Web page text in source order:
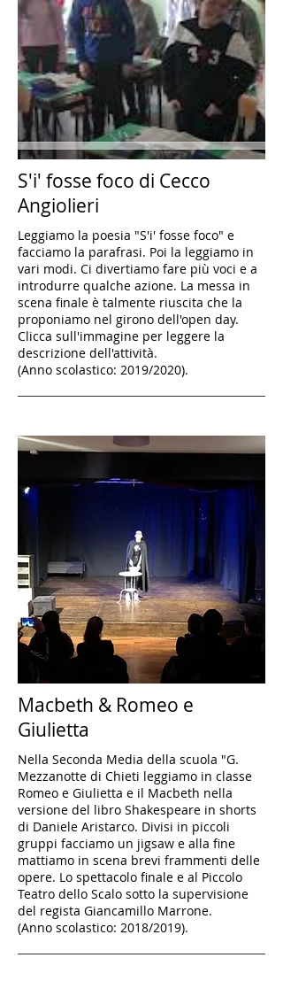
S'i' fosse foco di Cecco
Angiolieri
Leggiamo la poesia "S'i' fosse foco" e
facciamo la parafrasi. Poi la leggiamo in
vari modi. Ci divertiamo fare più voci e a
introdurre qualche azione. La messa in
scena finale è talmente riuscita che la
proponiamo nel girono dell'open day.
Clicca sull'immagine per leggere la
descrizione dell'attività.
(Anno scolastico: 2019/2020).
Macbeth & Romeo e
Giulietta
Nella Seconda Media della scuola "G.
Mezzanotte di Chieti leggiamo in classe
Romeo e Giulietta e il Macbeth nella
versione del libro Shakespeare in shorts
di Daniele Aristarco. Divisi in piccoli
gruppi facciamo un jigsaw e alla fine
mattiamo in scena brevi frammenti delle
opere. Lo spettacolo finale e al Piccolo
Teatro dello Scalo sotto la supervisione
del regista Giancamillo Marrone.
(Anno scolastico: 2018/2019).